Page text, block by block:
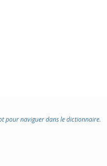
pour naviguer dans le dictionnaire.